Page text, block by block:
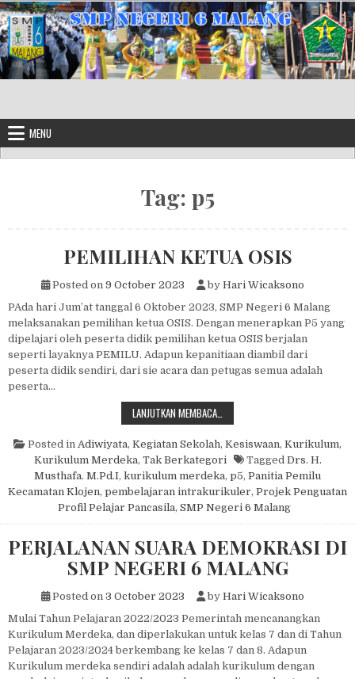
Skip to content
MENU
Tag: p5
PEMILIHAN KETUA OSIS
Posted on 9 October 2023 by Hari Wicaksono
PAda hari Jum’at tanggal 6 Oktober 2023, SMP Negeri 6 Malang
melaksanakan pemilihan ketua OSIS. Dengan menerapkan P5 yang
dipelajari oleh peserta didik pemilihan ketua OSIS berjalan
seperti layaknya PEMILU. Adapun kepanitiaan diambil dari
peserta didik sendiri, dari sie acara dan petugas semua adalah
peserta…
LANJUTKAN MEMBACA…
Posted in Adiwiyata, Kegiatan Sekolah, Kesiswaan, Kurikulum,
Kurikulum Merdeka, Tak Berkategori Tagged Drs. H.
Musthafa. M.Pd.I, kurikulum merdeka, p5, Panitia Pemilu
Kecamatan Klojen, pembelajaran intrakurikuler, Projek Penguatan
Profil Pelajar Pancasila, SMP Negeri 6 Malang
PERJALANAN SUARA DEMOKRASI DI
SMP NEGERI 6 MALANG
Posted on 3 October 2023 by Hari Wicaksono
Mulai Tahun Pelajaran 2022/2023 Pemerintah mencanangkan
Kurikulum Merdeka, dan diperlakukan untuk kelas 7 dan di Tahun
Pelajaran 2023/2024 berkembang ke kelas 7 dan 8. Adapun
Kurikulum merdeka sendiri adalah adalah kurikulum dengan